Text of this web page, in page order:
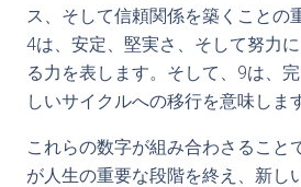
ス、そして信頼関係を築くことの
4は、安定、堅実さ、そして努力
る力を表します。そして、9は、
しいサイクルへの移行を意味しま
これらの数字が組み合わさること
が人生の重要な段階を終え、新し